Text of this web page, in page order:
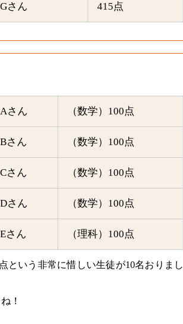
Gさん 415点
Aさん （数学）100点
Bさん （数学）100点
Cさん （数学）100点
Dさん （数学）100点
Eさん （理科）100点
という非常に惜しい生徒が10名おりまし
！